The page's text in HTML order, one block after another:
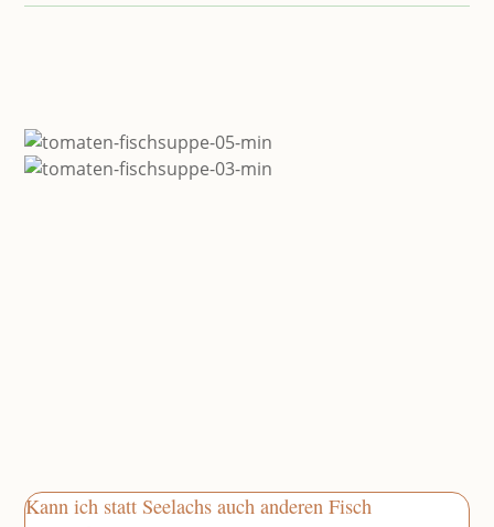
Kann ich statt Seelachs auch anderen Fisch